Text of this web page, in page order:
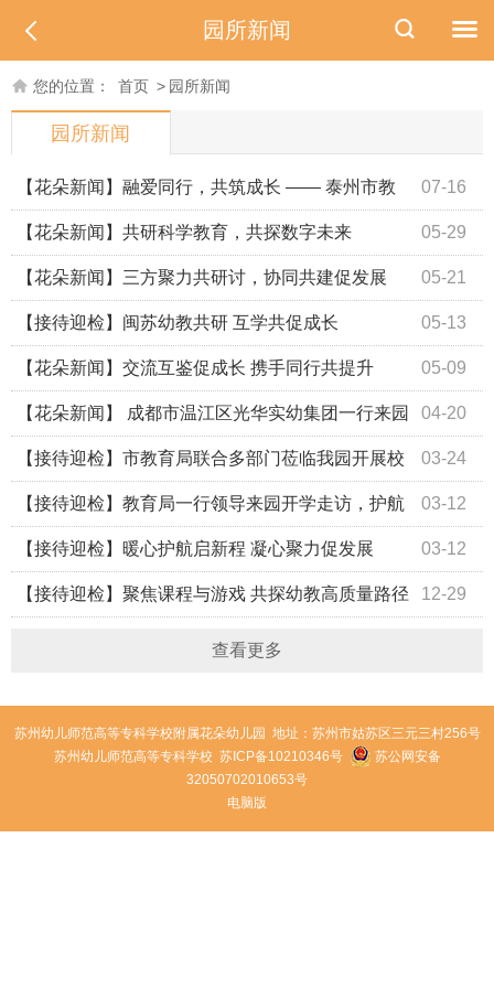
园所新闻
您的位置： 首页 > 园所新闻
园所新闻
07-16
【花朵新闻】融爱同行，共筑成长 —— 泰州市教
育局参访团走进花朵幼儿园 05-29
【花朵新闻】共研科学教育，共探数字未来
05-21
【花朵新闻】三方聚力共研讨，协同共建促发展
05-13
【接待迎检】闽苏幼教共研 互学共促成长
05-09
【花朵新闻】交流互鉴促成长 携手同行共提升
04-20
【花朵新闻】 成都市温江区光华实幼集团一行来园
参观交流 03-24
【接待迎检】市教育局联合多部门莅临我园开展校
园安全风险勘察工作 03-12
【接待迎检】教育局一行领导来园开学走访，护航
幼儿健康成长 03-12
【接待迎检】暖心护航启新程 凝心聚力促发展
12-29
【接待迎检】聚焦课程与游戏 共探幼教高质量路径
——接待陕西省园长高级研修班
查看更多
苏州幼儿师范高等专科学校附属花朵幼儿园 地址：苏州市姑苏区三元三村256号
苏州幼儿师范高等专科学校 苏ICP备10210346号
苏公网安备
32050702010653号
电脑版